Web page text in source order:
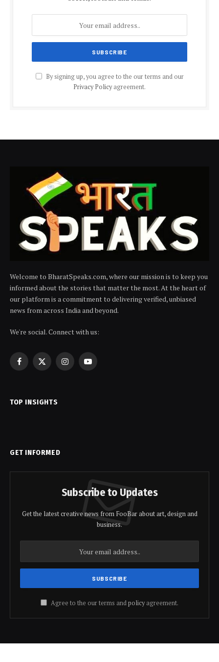
By signing up, you agree to the our terms and our
Privacy Policyagreement.
Welcome to BharatSpeaks.com, where our mission is to keep you
informed about the stories that matter the most. At the heart of
our platform is a commitment to delivering verified, unbiased
news from across India and beyond.
We're social. Connect with us:
Facebook
X
InstagramYouTube
TOP INSIGHTS
GET INFORMED
Subscribe to Updates
Get the latest creative news from FooBar about art, design and
business.
Agree to the our terms andpolicyagreement.